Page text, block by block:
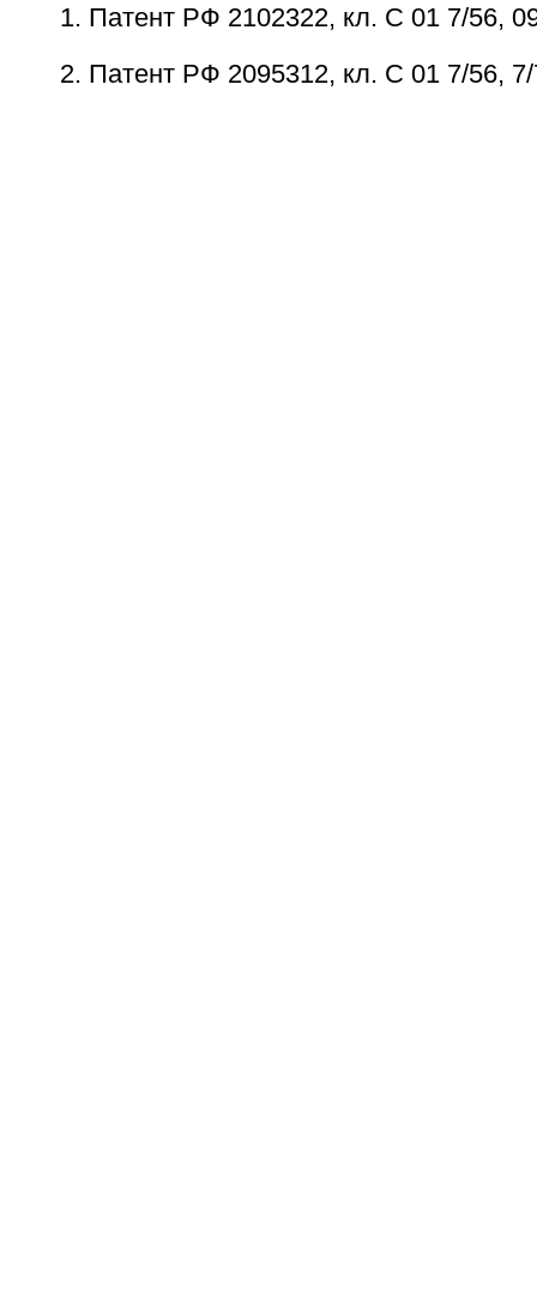
1. Патент РФ 2102322, кл. С 01 7/56,
2. Патент РФ 2095312, кл. С 01 7/56,